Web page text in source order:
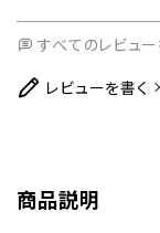
すべてのレビュ
レビューを書く
商品説明